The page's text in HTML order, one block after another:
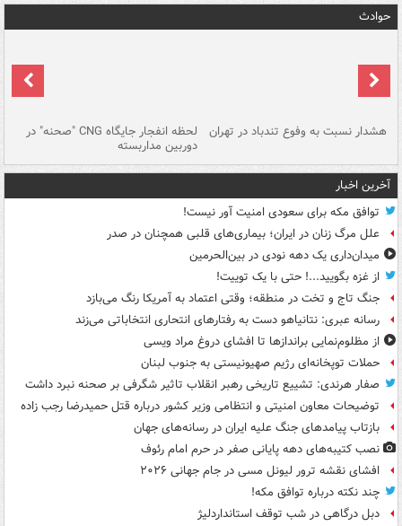
حوادث
هشدار نسبت به وفوع تندباد در تهران لحظه انفجار جایگاه CNG "صحنه" در
دوربین مداربسته
آخرین اخبار
توافق مکه برای سعودی امنیت آور نیست!
علل مرگ زنان در ایران؛ بیماری‌های قلبی همچنان در صدر
میدان‌داری یک دهه نودی در بین‌الحرمین
از غزه بگویید...! حتی با یک توییت!
جنگ تاج و تخت در منطقه؛ وقتی اعتماد به آمریکا رنگ می‌بازد
رسانه عبری: نتانیاهو دست به رفتارهای انتحاری انتخاباتی می‌زند
از مظلوم‌نمایی براندازها تا افشای دروغ مراد ویسی
حملات توپخانه‌ای رژیم صهیونیستی به جنوب لبنان
صفار هرندی: تشییع تاریخی رهبر انقلاب تاثیر شگرفی بر صحنه نبرد داشت
توضیحات معاون امنیتی و انتظامی وزیر کشور درباره قتل حمیدرضا رجب زاده
بازتاب پیامدهای جنگ علیه ایران در رسانه‌های جهان
نصب کتیبه‌های دهه پایانی صفر در حرم امام رئوف
افشای نقشه ترور لیونل مسی در جام جهانی ۲۰۲۶
چند نکته درباره توافق مکه!
دبل درگاهی در شب توقف استانداردلیژ